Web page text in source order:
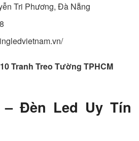
Tri Phương, Đà Nẵng
Tranh Treo Tường TPHCM
– Đèn Led Uy Tín